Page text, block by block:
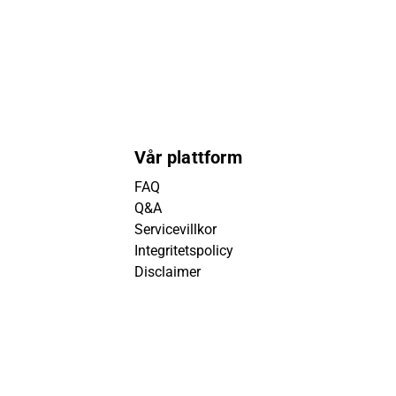
Vår plattform
FAQ
Q&A
Servicevillkor
Integritetspolicy
Disclaimer